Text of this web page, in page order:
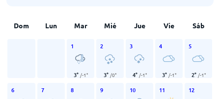
Dom Lun Mar Mié Jue Vie Sáb
1
3° /-1°
2
3° /0°
3
4° /-1°
4
3° /-1°
5
2° /-1°
6 7 8 9 10 11 12